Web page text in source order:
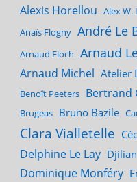
Alexis Horellou Alex W.
Anaïs Flogny André Le
Arnaud Floch Arnaud
Arnaud Michel Atelier
Benoît Peeters Bertrand
Brugeas Bruno Bazile
Clara Vialletelle
Delphine Le Lay
Dominique Monféry